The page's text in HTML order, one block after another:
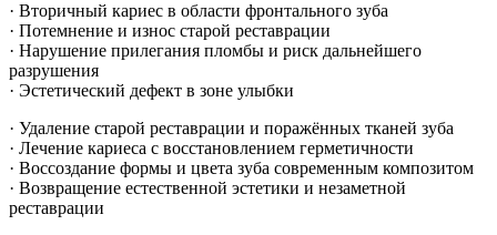
· Вторичный кариес в области фронтального зуба
· Потемнение и износ старой реставрации
· Нарушение прилегания пломбы и риск дальнейшего
разрушения
· Эстетический дефект в зоне улыбки
· Удаление старой реставрации и поражённых тканей зуба
· Лечение кариеса с восстановлением герметичности
· Воссоздание формы и цвета зуба современным композитом
· Возвращение естественной эстетики и незаметной
реставрации